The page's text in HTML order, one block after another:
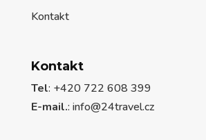
Kontakt
Kontakt
Tel: +420 722 608 399
E-mail.: info@24travel.cz